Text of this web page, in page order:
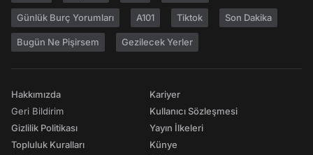
Günlük Burç Yorumları A101 Tiktok Son Dakika
Bugün Ne Pişirsem Gezilecek Yerler
Hakkımızda
Geri Bildirim
Gizlilik Politikası
Topluluk Kuralları
Kariyer
Kullanıcı Sözleşmesi
Yayın İlkeleri
Künye